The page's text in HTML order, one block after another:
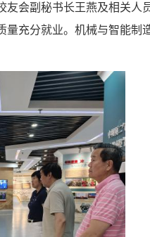
会副秘书长王燕及相关人
充分就业。机械与智能制